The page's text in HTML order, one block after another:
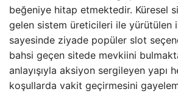
beğeniye hitap etmektedir. Küresel
gelen sistem üreticileri ile yürütülen
sayesinde ziyade popüler slot
bahsi geçen sitede mevkiini
anlayışıyla aksiyon sergileyen yapı
koşullarda vakit geçirmesini